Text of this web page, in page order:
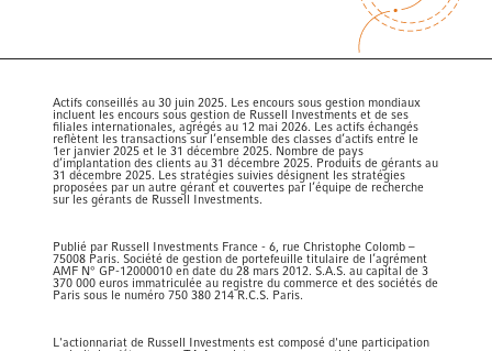
Actifs conseillés au 30 juin 2025. Les encours sous gestion mondiaux
incluent les encours sous gestion de Russell Investments et de ses
filiales internationales, agrégés au 12 mai 2026. Les actifs échangés
reflètent les transactions sur l’ensemble des classes d’actifs entre le
1er janvier 2025 et le 31 décembre 2025. Nombre de pays
d’implantation des clients au 31 décembre 2025. Produits de gérants au
31 décembre 2025. Les stratégies suivies désignent les stratégies
proposées par un autre gérant et couvertes par l’équipe de recherche
sur les gérants de Russell Investments.
Publié par Russell Investments France - 6, rue Christophe Colomb –
75008 Paris. Société de gestion de portefeuille titulaire de l’agrément
AMF N° GP-12000010 en date du 28 mars 2012. S.A.S. au capital de 3
370 000 euros immatriculée au registre du commerce et des sociétés de
Paris sous le numéro 750 380 214 R.C.S. Paris.
L'actionnariat de Russell Investments est composé d'une participation